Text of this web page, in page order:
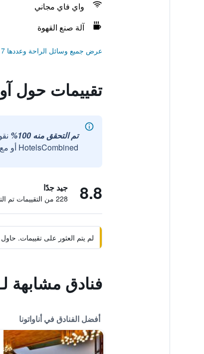
واي فاي مجاني
آلة صنع القهوة
عرض جميع وسائل الراحة وعددها 117
تقييمات حول
تم التحقق منه 100%
HotelsCombined أو مع شركائنا الخارجيين الموثوقين.
8.8 جيد جدًا
228 من التقييمات تم التحقق منها
لم يتم العثور على تقييمات.
فنادق مشابهة
أفضل الفنادق في أناواتونا